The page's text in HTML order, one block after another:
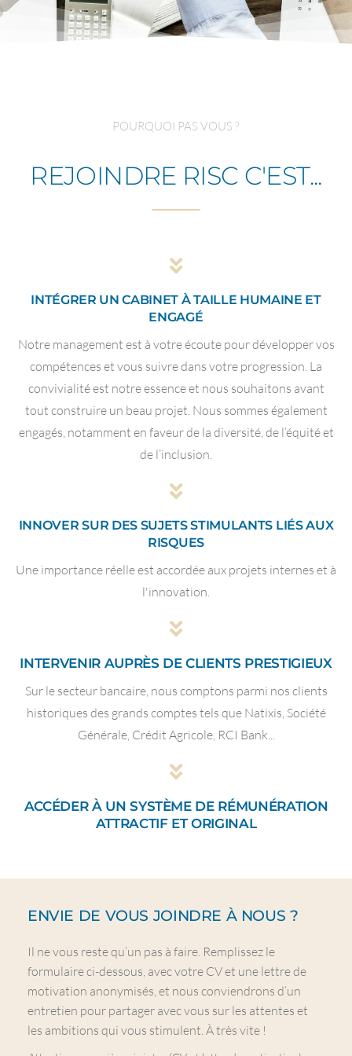
POURQUOI PAS VOUS ?
REJOINDRE RISC C'EST...
INTÉGRER UN CABINET À TAILLE HUMAINE ET
ENGAGÉ
Notre management est à votre écoute pour développer vos
compétences et vous suivre dans votre progression. La
convivialité est notre essence et nous souhaitons avant
tout construire un beau projet. Nous sommes également
engagés, notamment en faveur de la diversité, de l’équité et
de l’inclusion.
INNOVER SUR DES SUJETS STIMULANTS LIÉS AUX
RISQUES
Une importance réelle est accordée aux projets internes et à
l'innovation.
INTERVENIR AUPRÈS DE CLIENTS PRESTIGIEUX
Sur le secteur bancaire, nous comptons parmi nos clients
historiques des grands comptes tels que Natixis, Société
Générale, Crédit Agricole, RCI Bank...
ACCÉDER À UN SYSTÈME DE RÉMUNÉRATION
ATTRACTIF ET ORIGINAL
ENVIE DE VOUS JOINDRE À NOUS ?
Il ne vous reste qu’un pas à faire. Remplissez le
formulaire ci-dessous, avec votre CV et une lettre de
motivation anonymisés, et nous conviendrons d’un
entretien pour partager avec vous sur les attentes et
les ambitions qui vous stimulent. À très vite !